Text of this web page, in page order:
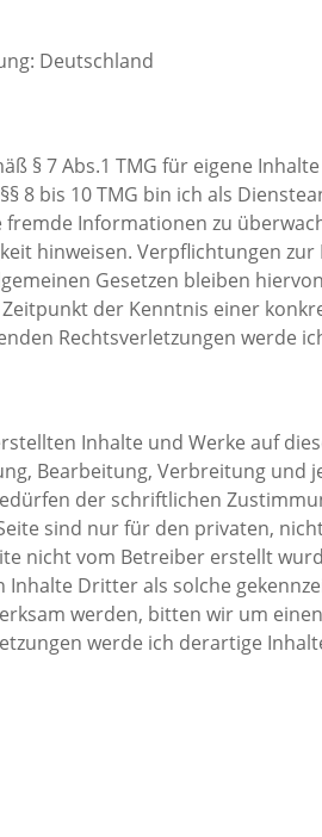
Deutschland
§ 7 Abs.1 TMG für eigene
8 bis 10 TMG bin ich als
Informationen zu
hinweisen. Verpflichtungen
Gesetzen bleiben
der Kenntnis einer
Rechtsverletzungen werde
Inhalte und Werke auf
Bearbeitung, Verbreitung und
der schriftlichen
sind nur für den privaten,
nicht vom Betreiber erstellt
Dritter als solche
werden, bitten wir um
werde ich derartige